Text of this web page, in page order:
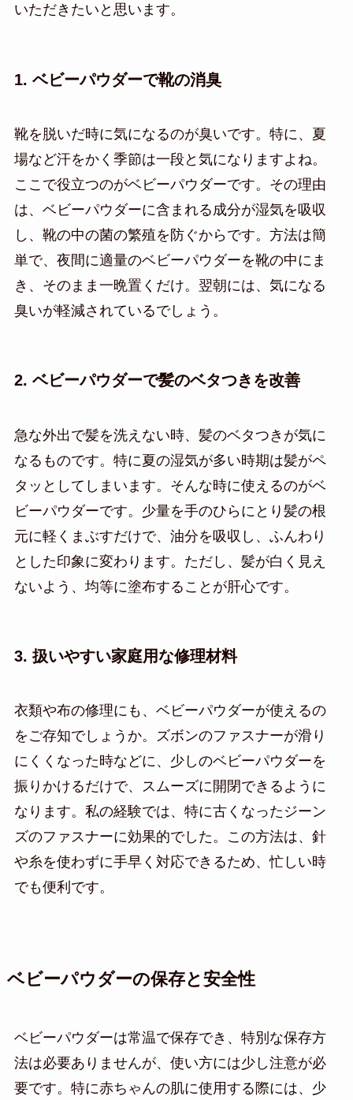
いただきたいと思います。
1. ベビーパウダーで靴の消臭
靴を脱いだ時に気になるのが臭いです。特に、夏
場など汗をかく季節は一段と気になりますよね。
ここで役立つのがベビーパウダーです。その理由
は、ベビーパウダーに含まれる成分が湿気を吸収
し、靴の中の菌の繁殖を防ぐからです。方法は簡
単で、夜間に適量のベビーパウダーを靴の中にま
き、そのまま一晩置くだけ。翌朝には、気になる
臭いが軽減されているでしょう。
2. ベビーパウダーで髪のベタつきを改善
急な外出で髪を洗えない時、髪のベタつきが気に
なるものです。特に夏の湿気が多い時期は髪がペ
タッとしてしまいます。そんな時に使えるのがベ
ビーパウダーです。少量を手のひらにとり髪の根
元に軽くまぶすだけで、油分を吸収し、ふんわり
とした印象に変わります。ただし、髪が白く見え
ないよう、均等に塗布することが肝心です。
3. 扱いやすい家庭用な修理材料
衣類や布の修理にも、ベビーパウダーが使えるの
をご存知でしょうか。ズボンのファスナーが滑り
にくくなった時などに、少しのベビーパウダーを
振りかけるだけで、スムーズに開閉できるように
なります。私の経験では、特に古くなったジーン
ズのファスナーに効果的でした。この方法は、針
や糸を使わずに手早く対応できるため、忙しい時
でも便利です。
ベビーパウダーの保存と安全性
ベビーパウダーは常温で保存でき、特別な保存方
法は必要ありませんが、使い方には少し注意が必
要です。特に赤ちゃんの肌に使用する際には、少